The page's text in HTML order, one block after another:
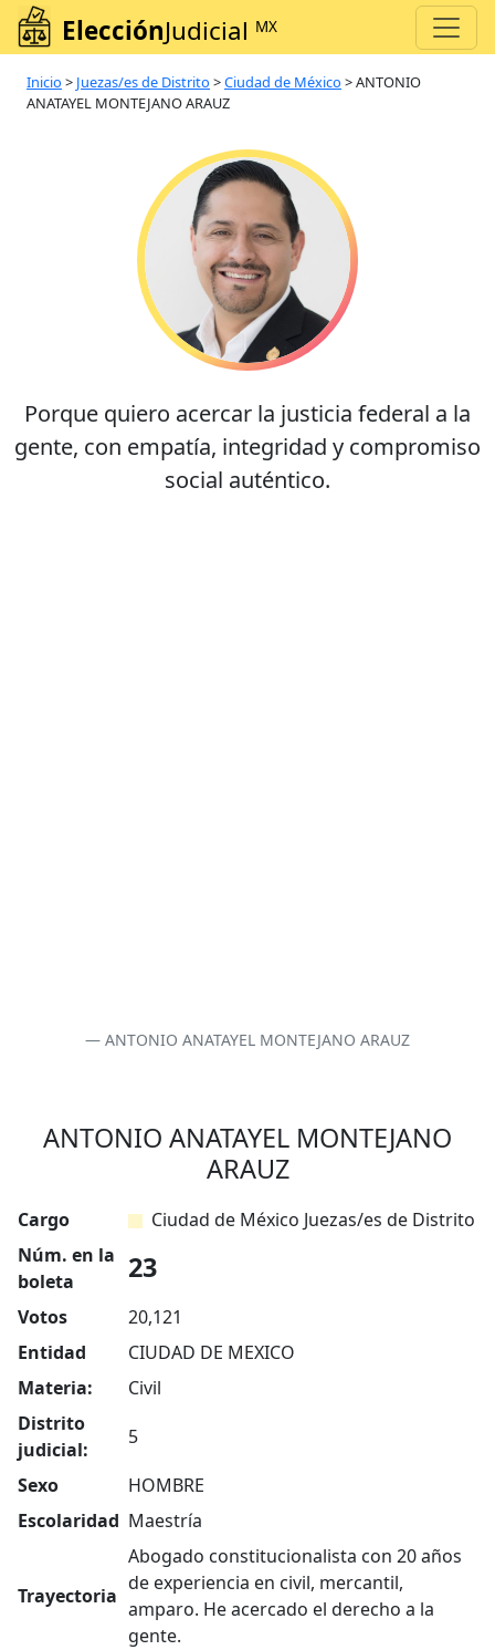
ElecciónJudicial MX
Inicio > Juezas/es de Distrito >Ciudad de México >ANTONIO
ANATAYEL MONTEJANO ARAUZ
Porque quiero acercar la justicia federal a la
gente, con empatía, integridad y compromiso
social auténtico.
ANTONIO ANATAYEL MONTEJANO ARAUZ
ANTONIO ANATAYEL MONTEJANO
ARAUZ
Cargo
Ciudad de México Juezas/es de Distrito
Núm. en la
boleta
23
Votos
20,121
Entidad
CIUDAD DE MEXICO
Materia:
Civil
Distrito
judicial:
5
Sexo
HOMBRE
Escolaridad Maestría
Trayectoria
Abogado constitucionalista con 20 años
de experiencia en civil, mercantil,
amparo. He acercado el derecho a la
gente.